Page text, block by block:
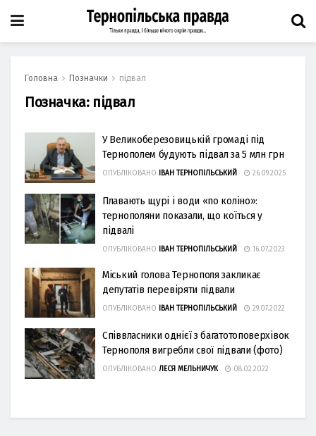
Головна Позначки підвал
Позначка: підвал
У Великоберезовицькій громаді під
Тернополем будують підвал за 5 млн грн
ОПУБЛІКОВАНО ІВАН ТЕРНОПІЛЬСЬКИЙ 26.09.2025
Плавають щурі і води «по коліно»:
тернополяни показали, що коїться у
підвалі
ОПУБЛІКОВАНО ІВАН ТЕРНОПІЛЬСЬКИЙ 16.07.2023
Міський голова Тернополя закликає
депутатів перевіряти підвали
ОПУБЛІКОВАНО ІВАН ТЕРНОПІЛЬСЬКИЙ 29.07.2022
Співвласники однієї з багатотоповерхівок
Тернополя вигребли свої підвали (фото)
ОПУБЛІКОВАНО ЛЕСЯ МЕЛЬНИЧУК 08.02.2022